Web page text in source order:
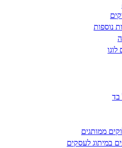
נוספות
בד
ממותגים
במיתוג לעסקים